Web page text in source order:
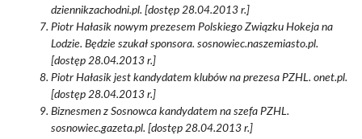
dziennikzachodni.pl. [dostęp 28.04.2013 r.]
Piotr Hałasik nowym prezesem Polskiego Związku Hokeja na
Lodzie. Będzie szukał sponsora. sosnowiec.naszemiasto.pl.
[dostęp 28.04.2013 r.]
Piotr Hałasik jest kandydatem klubów na prezesa PZHL. onet.pl.
[dostęp 28.04.2013 r.]
Biznesmen z Sosnowca kandydatem na szefa PZHL.
sosnowiec.gazeta.pl. [dostęp 28.04.2013 r.]